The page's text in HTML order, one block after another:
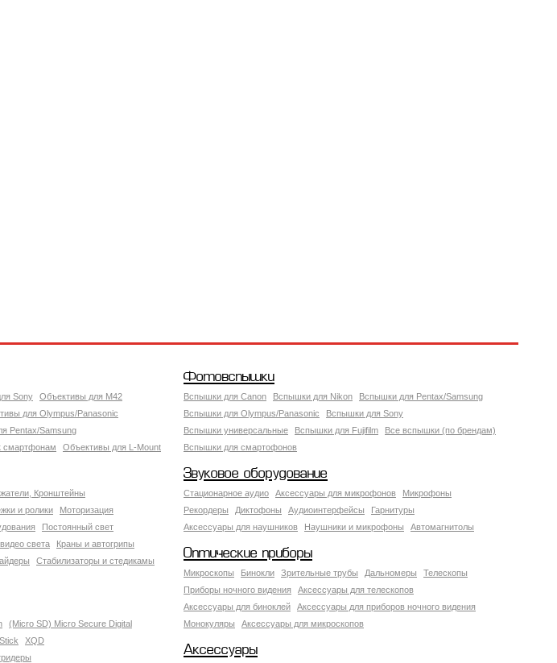
Sony
Объективы для M42
для Olympus/Panasonic
Pentax/Samsung
смартфонам Объективы для L-Mount
Фотовспышки
Вспышки для Canon Вспышки для Nikon
Вспышки для Pentax/Samsung
Вспышки для Olympus/Panasonic
Вспышки для Sony
Вспышки универсальные
Вспышки для Fujifilm
Все вспышки (по брендам)
Вспышки для смартофонов
Кронштейны
и ролики
Моторизация
Постоянный свет
света
Краны и автогрипы
Стабилизаторы и стедикамы
Звуковое оборудование
Стационарное аудио Аксессуары для микрофонов
Микрофоны
Рекордеры
Диктофоны Аудиоинтерфейсы
Гарнитуры
Аксессуары для наушников
Наушники и микрофоны Автомагнитолы
Оптические приборы
Микроскопы Бинокли Зрительные трубы Дальномеры
Телескопы
Приборы ночного видения
Аксессуары для телескопов
Аксессуары для биноклей
Аксессуары для приборов ночного видения
Монокуляры
Аксессуары для микроскопов
(Micro SD) Micro Secure Digital
XQD
Аксессуары